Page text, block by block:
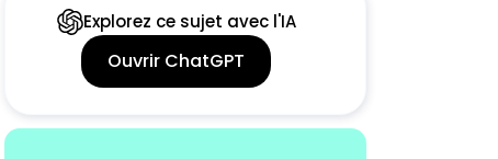
Explorez ce sujet avec l'IA
Ouvrir ChatGPT